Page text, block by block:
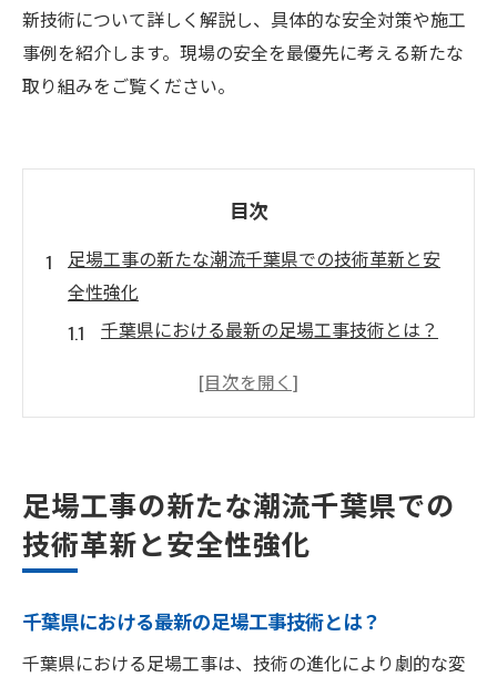
新技術について詳しく解説し、具体的な安全対策や施工
事例を紹介します。現場の安全を最優先に考える新たな
取り組みをご覧ください。
目次
足場工事の新たな潮流千葉県での技術革新と安
全性強化
千葉県における最新の足場工事技術とは？
技術革新がもたらす足場工事の未来像
術
地域社会と共に進化する足場工事の取り組
千葉県の足場工事における安全対策最新技術で
守る現場の安全
足場工事の新たな潮流千葉県での
技術革新と安全性強化
千葉県における最新の足場工事技術とは？
千葉県における足場工事は、技術の進化により劇的な変